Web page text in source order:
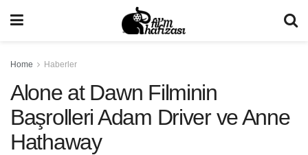
Home Haberler
Alone at Dawn Filminin
Başrolleri Adam Driver ve Anne
Hathaway